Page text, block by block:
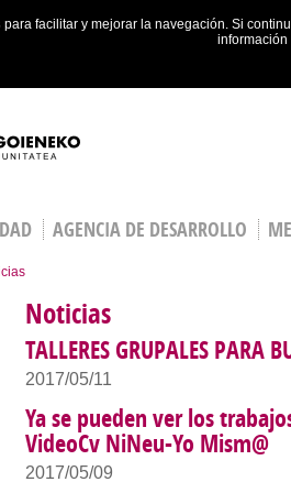
para facilitar y mejorar la navegación. Si
AGENCIA DE DESARROLLO
Noticias
TALLERES GRUPALES PARA
2017/05/11
Ya se pueden ver los
VideoCv NiNeu-Yo Mism@
2017/05/09